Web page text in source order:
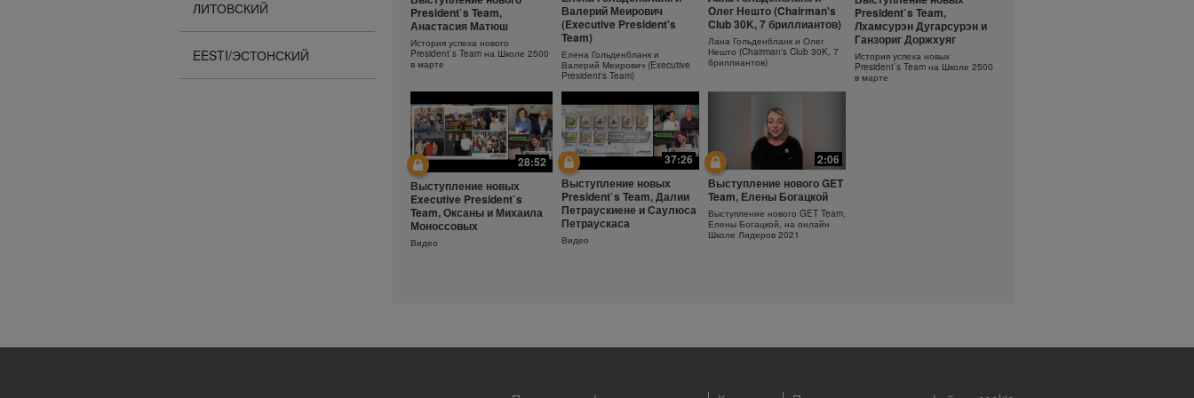
ЛИТОВСКИЙ
EESTI/ЭСТОНСКИЙ
Защита от солнца.
Важность SPF-фактора
Защищающий крем с SPF30
Herbalife SKIN
Ежедневный
увлажняющий крем
Узнайте больше об уходе за
кожей!
Как поддерживать
молодость кожи?
Антивозрастная сыворотка
Herbalife SKIN
Основы очищения кожи
Узнайте больше об уходе за
кожей!
President`s Team,
Анастасия Матюш
История успеха нового
President`s Team на Школе 2500
в марте
Валерий Меирович
(Executive President's
Team)
Елена Гольденбланк и
Валерий Меирович (Executive
President's Team)
Олег Нешто (Chairman's
Club 30K, 7 бриллиантов)
Лана Гольденбланк и Олег
Нешто (Chairman's Club 30K, 7
бриллиантов)
President`s Team,
Лхамсурэн Дугарсурэн и
Ганзориг Доржхуяг
История успеха новых
President`s Team на Школе 2500
в марте
28:52
Выступление новых
Executive President`s
Team, Оксаны и Михаила
Моноссовых
Видео
37:26
Выступление новых
President`s Team, Далии
Петраускиене и Саулюса
Петраускаса
Видео
2:06
Выступление нового GET
Team, Елены Богацкой
Выступление нового GET Team,
Елены Богацкой, на онлайн
Школе Лидеров 2021